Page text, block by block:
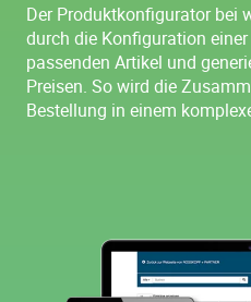
Der Produktkonfigurator bei
durch die Konfiguration
passenden Artikel und
Preisen. So wird die
Bestellung in einem